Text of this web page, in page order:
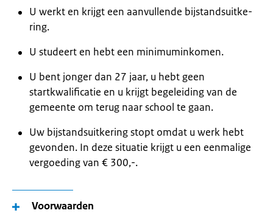
U werkt en krijgt een aan­vul­len­de bij­stands­uit­ke­
ring.
U stu­deert en hebt een mi­ni­mum­in­ko­men.
U bent jonger dan 27 jaar, u hebt geen
startkwalificatie en u krijgt begeleiding van de
gemeente om terug naar school te gaan.
Uw bijstandsuitkering stopt omdat u werk hebt
gevonden. In deze situatie krijgt u een eenmalige
vergoeding van € 300,-.
Voorwaarden